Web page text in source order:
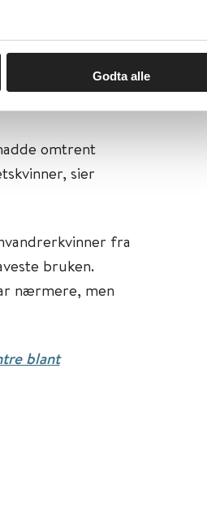
Godta alle
blant kvinner med
omtrent
sier
fra
bruken.
nærmere, men
blant